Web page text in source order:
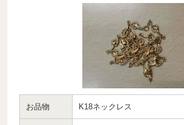
お品物 K18ネックレス